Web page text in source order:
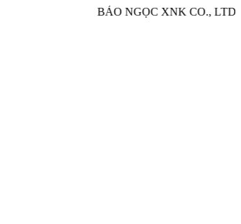
BẢO NGỌC XNK CO., LTD -